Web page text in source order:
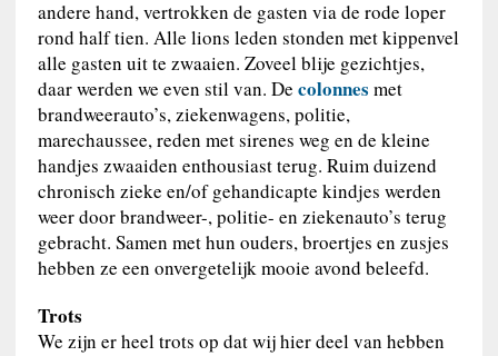
andere hand, vertrokken de gasten via de rode loper
rond half tien. Alle lions leden stonden met kippenvel
alle gasten uit te zwaaien. Zoveel blije gezichtjes,
daar werden we even stil van. De colonnes met
brandweerauto’s, ziekenwagens, politie,
marechaussee, reden met sirenes weg en de kleine
handjes zwaaiden enthousiast terug. Ruim duizend
chronisch zieke en/of gehandicapte kindjes werden
weer door brandweer-, politie- en ziekenauto’s terug
gebracht. Samen met hun ouders, broertjes en zusjes
hebben ze een onvergetelijk mooie avond beleefd.
Trots
We zijn er heel trots op dat wij hier deel van hebben